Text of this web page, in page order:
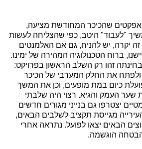
שהכיכר המחודשת מציעה,
"לעבוד" היטב, כפי שהצליחה לעשות
מ-70 שנה. זה יקרה, יש להניח, גם אם האלמנטים
ברוח הטכנולוגיה המהירה של ימינו.
זהו רק השלב הראשון בפרויקט:
את החלק המערבי של הכיכר
פועלת כיום במת מופעים, וכן את המשך
שער העמק והגיא. רצוי היה שלבתי
יצטרפו גם בנייני מגורים חדשים
מגייסת תקציב לשלבים הבאים,
שב-2014 השיפוצים הבאים יצאו לפועל. נתראה אחרי
הוגשמה.